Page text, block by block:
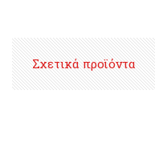
Σχετικά προϊόντα